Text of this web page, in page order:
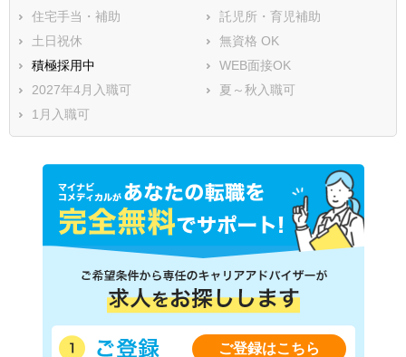
住宅手当・補助
託児所・育児補助
土日祝休
無資格 OK
積極採用中
WEB面接OK
2027年4月入職可
夏～秋入職可
1月入職可
ご登録はこちら